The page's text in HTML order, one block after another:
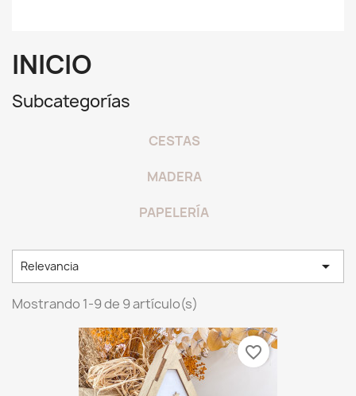
INICIO
Subcategorías
CESTAS
MADERA
PAPELERÍA
Relevancia 
Mostrando 1-9 de 9 artículo(s)
favorite_border